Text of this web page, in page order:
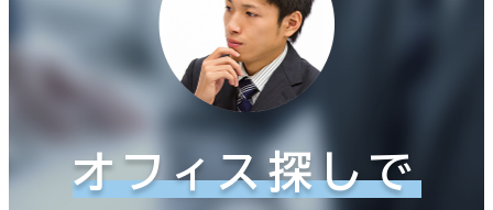
オフィス探しで